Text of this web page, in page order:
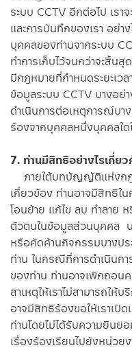
ระบบ CCTV อีกต่อไป เรา
และการบันทึกของเรา อย่า
บุคคลของท่านจากระบบ
ทำการเก็บไว้จนกว่าจะสิ้น
มีกฎหมายที่กำหนดระยะเว
ข้อมูลระบบ CCTV บางอย่
ดำเนินการต่อเหตุการณ์บ
ร้องจากบุคคลหนึ่งบุคคลใ
7. ท่านมีสิทธิอย่างไรเกี่
ภายใต้บทบัญญัติแห่งกฎ
เกี่ยวข้อง ท่านอาจมีสิทธิใน
โอนย้าย แก้ไข ลบ ทำลาย
ตัวตนในข้อมูลส่วนบุคคล บ
หรือคัดค้านกิจกรรมบางปร
ท่าน ในกรณีที่การดำเนินกา
ของท่าน ท่านอาจเพิกถอน
สาเหตุให้เราไม่สามารถให้
อาจมีสิทธิร้องขอให้เราเปิ
ท่านโดยไม่ได้รับความยินย
เรื่องร้องเรียนไปยังหน่วย